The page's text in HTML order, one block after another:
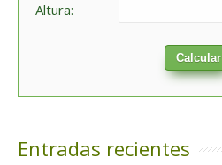
Altura:
Calcular
Entradas recientes